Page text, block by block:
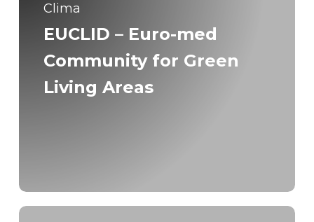
Clima
EUCLID – Euro-med
Community for Green
Living Areas